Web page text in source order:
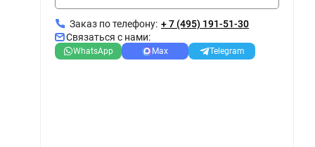
Заказ по телефону: + 7 (495) 191-51-30
Связаться с нами:
WhatsApp Max Telegram